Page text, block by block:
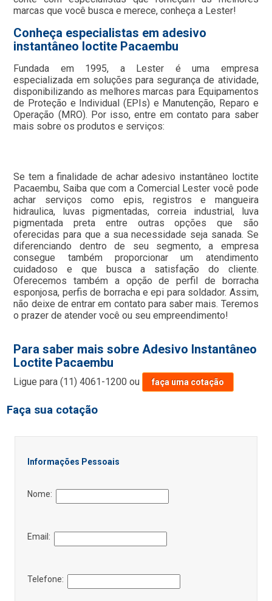
marcas que você busca e merece, conheça a Lester!
Conheça especialistas em adesivo
instantâneo loctite Pacaembu
Fundada em 1995, a Lester é uma empresa
especializada em soluções para segurança de atividade,
disponibilizando as melhores marcas para Equipamentos
de Proteção e Individual (EPIs) e Manutenção, Reparo e
Operação (MRO). Por isso, entre em contato para saber
mais sobre os produtos e serviços:
Se tem a finalidade de achar adesivo instantâneo loctite
Pacaembu, Saiba que com a Comercial Lester você pode
achar serviços como epis, registros e mangueira
hidraulica, luvas pigmentadas, correia industrial, luva
pigmentada preta entre outras opções que são
oferecidas para que a sua necessidade seja sanada. Se
diferenciando dentro de seu segmento, a empresa
consegue também proporcionar um atendimento
cuidadoso e que busca a satisfação do cliente.
Oferecemos também a opção de perfil de borracha
esponjosa, perfis de borracha e epi para soldador. Assim,
não deixe de entrar em contato para saber mais. Teremos
o prazer de atender você ou seu empreendimento!
Para saber mais sobre Adesivo Instantâneo
Loctite Pacaembu
Ligue para(11) 4061-1200 ou faça uma cotação
Faça sua cotação
Informações Pessoais
Nome:
Email:
Telefone: